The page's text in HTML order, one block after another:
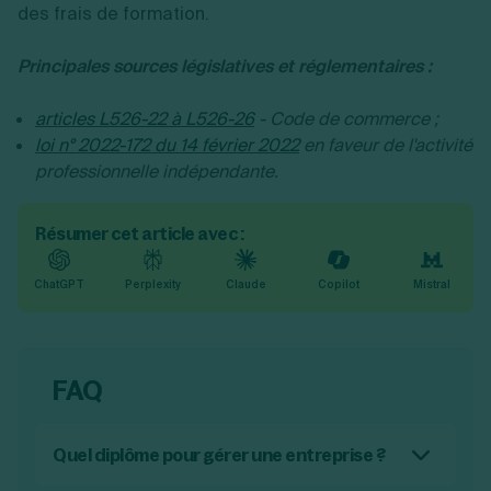
des frais de formation.
Principales sources législatives et réglementaires :
articles L526-22 à L526-26- Code de commerce ;
loi n° 2022-172 du 14 février 2022en faveur de l'activité
professionnelle indépendante.
Résumer cet article avec :
ChatGPT Perplexity Claude Copilot Mistral
FAQ
Quel diplôme pour gérer une entreprise ?